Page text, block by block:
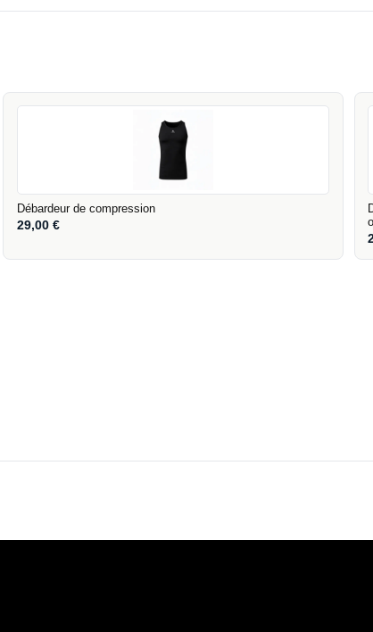
Débardeur de compression
29,00 €